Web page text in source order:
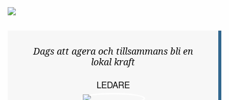
Dags att agera och tillsammans bli en
lokal kraft
LEDARE